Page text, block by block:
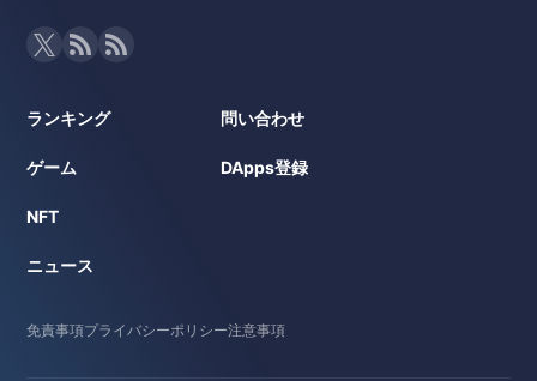
ランキング
ゲーム
NFT
ニュース
問い合わせ
DApps登録
免責事項プライバシーポリシー注意事項